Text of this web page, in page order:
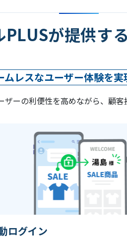
PLUSが提供す
ムレスなユーザー体験を
ザーの利便性を高めながら、顧客
ログイン